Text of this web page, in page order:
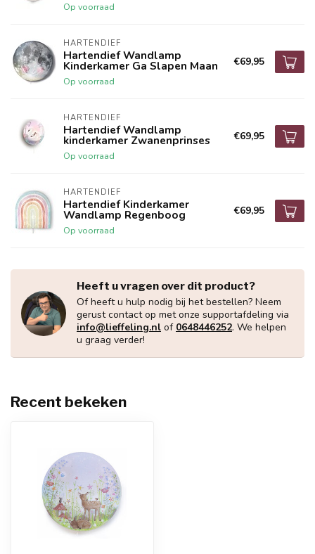
Op voorraad
HARTENDIEF
Hartendief Wandlamp
Kinderkamer Ga Slapen Maan
Op voorraad
€69,95
HARTENDIEF
Hartendief Wandlamp
kinderkamer Zwanenprinses
Op voorraad
€69,95
HARTENDIEF
Hartendief Kinderkamer
Wandlamp Regenboog
Op voorraad
€69,95
Heeft u vragen over dit product?
Of heeft u hulp nodig bij het bestellen? Neem
gerust contact op met onze supportafdeling via
info@lieffeling.nl of 0648446252. We helpen
u graag verder!
Recent bekeken